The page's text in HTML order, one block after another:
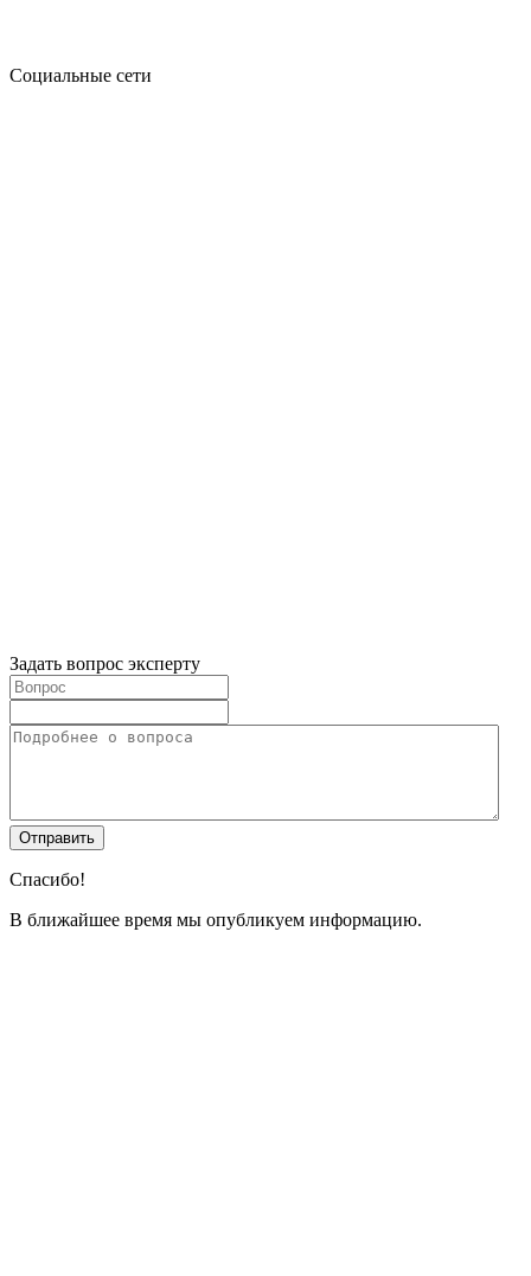
Социальные сети
Задать вопрос эксперту
Спасибо!
В ближайшее время мы опубликуем информацию.